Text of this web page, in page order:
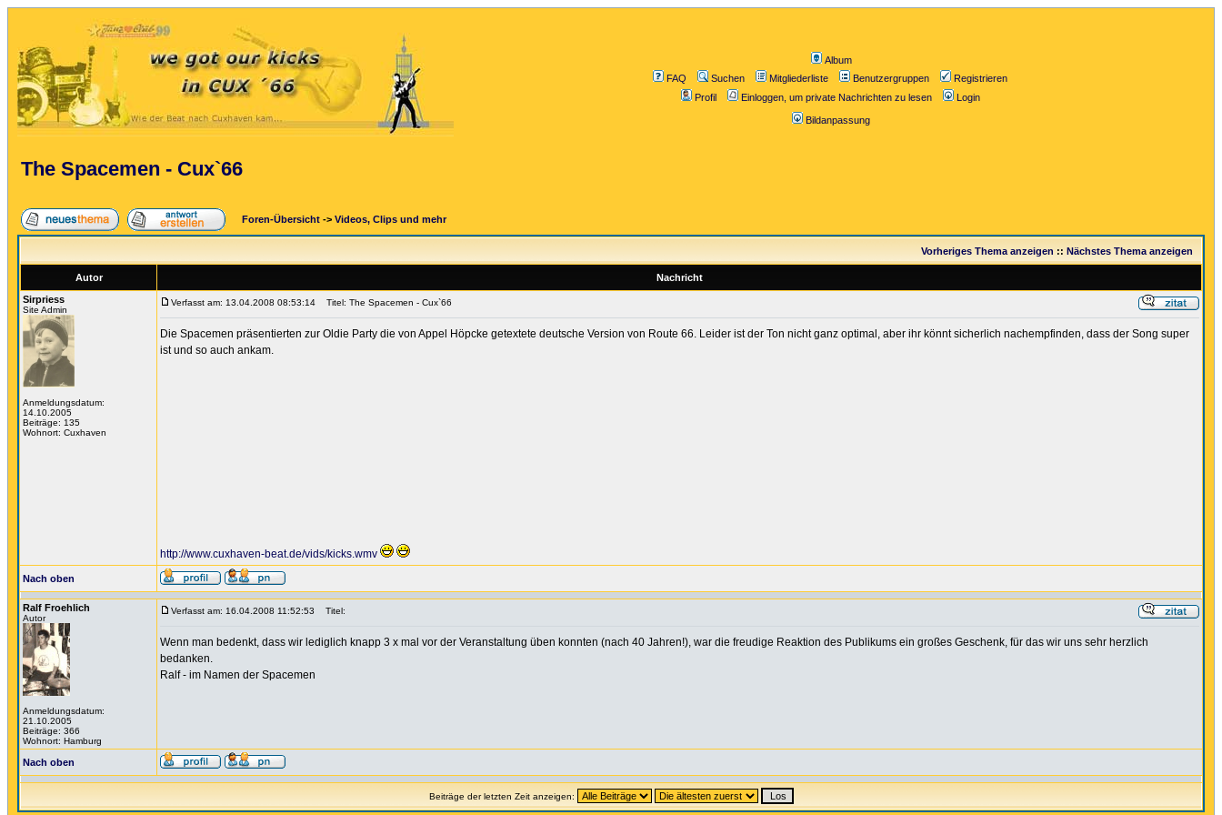
Album
FAQ
Suchen Mitgliederliste Benutzergruppen
Registrieren
Profil
Einloggen, um private Nachrichten zu lesen Login
Bildanpassung
The Spacemen - Cux`66
Foren-Übersicht -> Videos, Clips und mehr
Vorheriges Thema anzeigen :: Nächstes Thema anzeigen
Autor
Nachricht
Sirpriess
Site Admin
Anmeldungsdatum:
14.10.2005
Beiträge: 135
Wohnort: Cuxhaven
Verfasst am: 13.04.2008 08:53:14 Titel: The Spacemen - Cux`66
Die Spacemen präsentierten zur Oldie Party die von Appel Höpcke getextete deutsche Version von Route 66. Leider ist der Ton nicht ganz optimal, aber ihr könnt sicherlich nachempfinden, dass der Song super
ist und so auch ankam.
http://www.cuxhaven-beat.de/vids/kicks.wmv
Nach oben
Ralf Froehlich
Autor
Anmeldungsdatum:
21.10.2005
Beiträge: 366
Wohnort: Hamburg
Verfasst am: 16.04.2008 11:52:53 Titel:
Wenn man bedenkt, dass wir lediglich knapp 3 x mal vor der Veranstaltung üben konnten (nach 40 Jahren!), war die freudige Reaktion des Publikums ein großes Geschenk, für das wir uns sehr herzlich
bedanken.
Ralf - im Namen der Spacemen
Nach oben
Beiträge der letzten Zeit anzeigen: